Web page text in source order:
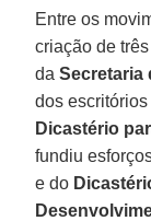
Entre os
criação de
daSecretaria
dos
Dicastério
fundiu
e do